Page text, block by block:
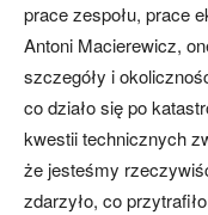
prace zespołu, prace
Antoni Macierewicz,
szczegóły i
co działo się po
kwestii technicznych
że jesteśmy
zdarzyło, co